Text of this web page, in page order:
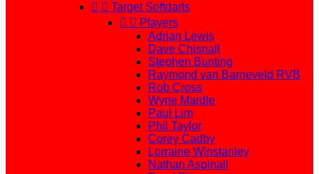
  Target Softdarts
  Players
Adrian Lewis
Dave Chisnall
Stephen Bunting
Raymond van Barneveld RVB
Rob Cross
Wyne Mardle
Paul Lim
Phil Taylor
Corey Cadby
Lorraine Winstanley
Nathan Aspinall